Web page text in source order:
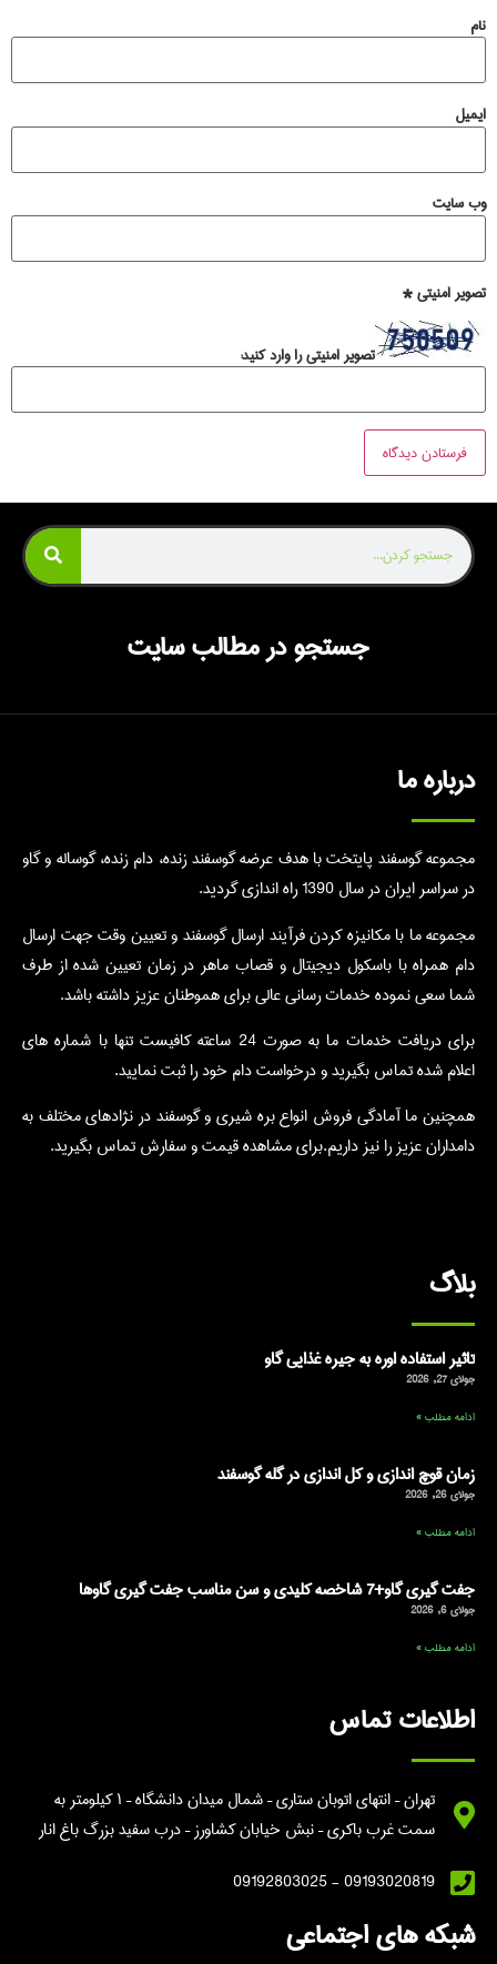
نام
ایمیل
وب‌ سایت
تصویر امنیتی*
تصویر امنیتی را وارد کنید:
جستجو در مطالب سایت
درباره ما
مجموعه گوسفند پایتخت با هدف عرضه گوسفند زنده، دام زنده، گوساله و گاو
در سراسر ایران در سال 1390 راه اندازی گردید.
مجموعه ما با مکانیزه کردن فرآیند ارسال گوسفند و تعیین وقت جهت ارسال
دام همراه با باسکول دیجیتال و قصاب ماهر در زمان تعیین شده از طرف
شما سعی نموده خدمات رسانی عالی برای هموطنان عزیز داشته باشد.
برای دریافت خدمات ما به صورت 24 ساعته کافیست تنها با شماره های
اعلام شده تماس بگیرید و درخواست دام خود را ثبت نمایید.
همچنین ما آمادگی فروش انواع بره شیری و گوسفند در نژادهای مختلف به
دامداران عزیز را نیز داریم.برای مشاهده قیمت و سفارش تماس بگیرید.
بلاگ
تاثیر استفاده اوره به جیره غذایی گاو
جولای 27, 2026
ادامه مطلب »
زمان قوچ اندازی و کل اندازی در گله گوسفند
جولای 26, 2026
ادامه مطلب »
جفت گیری گاو+7 شاخصه کلیدی و سن مناسب جفت گیری گاوها
جولای 6, 2026
ادامه مطلب »
اطلاعات تماس
تهران – انتهای اتوبان ستاری – شمال میدان دانشگاه – ۱ کیلومتر به
سمت غرب باکری – نبش خیابان کشاورز – درب سفید بزرگ باغ انار
09193020819 - 09192803025
شبکه های اجتماعی